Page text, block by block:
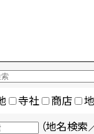
寺社 商店
（地名検索